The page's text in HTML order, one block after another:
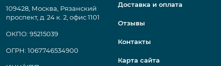
109428, Москва, Рязанский
проспект, д. 24 к. 2, офис 1101
ОКПО: 95215039
ОГРН: 1067746534900
Доставка и оплата
Отзывы
Контакты
Карта сайта